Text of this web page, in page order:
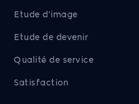
Etude d'image
Etude de devenir
Qualité de service
Satisfaction